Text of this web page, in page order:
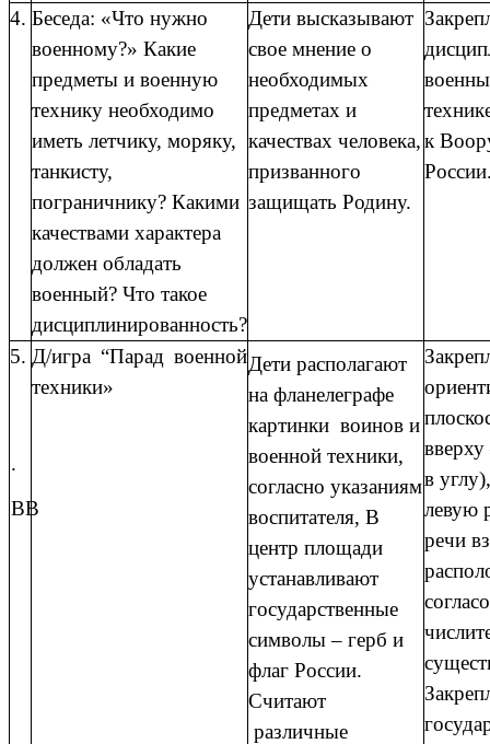
4. Беседа: «Что нужно
военному?» Какие
предметы и военную
технику необходимо
иметь летчику, моряку,
танкисту,
пограничнику? Какими
качествами характера
должен обладать
военный? Что такое
дисциплинированность?
Дети высказывают
свое мнение о
необходимых
предметах и
качествах человека,
призванного
защищать Родину.
к
5. Д/игра “Парад военной
техники»
.
ВВ
Дети располагают
на фланелеграфе
картинки воинов и
военной техники,
согласно указаниям
воспитателя, В
центр площади
устанавливают
государственные
символы – герб и
флаг России.
Считают
различные
вверху
в
левую
речи